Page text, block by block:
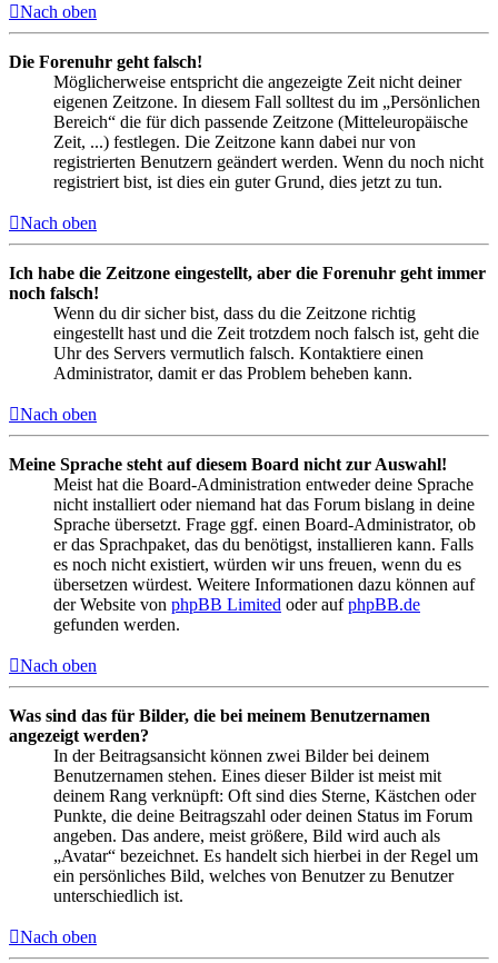
Nach oben
Die Forenuhr geht falsch!
Möglicherweise entspricht die angezeigte Zeit nicht deiner
eigenen Zeitzone. In diesem Fall solltest du im „Persönlichen
Bereich“ die für dich passende Zeitzone (Mitteleuropäische
Zeit, ...) festlegen. Die Zeitzone kann dabei nur von
registrierten Benutzern geändert werden. Wenn du noch nicht
registriert bist, ist dies ein guter Grund, dies jetzt zu tun.
Nach oben
Ich habe die Zeitzone eingestellt, aber die Forenuhr geht immer
noch falsch!
Wenn du dir sicher bist, dass du die Zeitzone richtig
eingestellt hast und die Zeit trotzdem noch falsch ist, geht die
Uhr des Servers vermutlich falsch. Kontaktiere einen
Administrator, damit er das Problem beheben kann.
Nach oben
Meine Sprache steht auf diesem Board nicht zur Auswahl!
Meist hat die Board-Administration entweder deine Sprache
nicht installiert oder niemand hat das Forum bislang in deine
Sprache übersetzt. Frage ggf. einen Board-Administrator, ob
er das Sprachpaket, das du benötigst, installieren kann. Falls
es noch nicht existiert, würden wir uns freuen, wenn du es
übersetzen würdest. Weitere Informationen dazu können auf
der Website von phpBB Limited oder aufphpBB.de
gefunden werden.
Nach oben
Was sind das für Bilder, die bei meinem Benutzernamen
angezeigt werden?
In der Beitragsansicht können zwei Bilder bei deinem
Benutzernamen stehen. Eines dieser Bilder ist meist mit
deinem Rang verknüpft: Oft sind dies Sterne, Kästchen oder
Punkte, die deine Beitragszahl oder deinen Status im Forum
angeben. Das andere, meist größere, Bild wird auch als
„Avatar“ bezeichnet. Es handelt sich hierbei in der Regel um
ein persönliches Bild, welches von Benutzer zu Benutzer
unterschiedlich ist.
Nach oben